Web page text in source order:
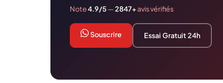
Note4.9/5 —2847+avis vérifiés
Souscrire Essai Gratuit 24h